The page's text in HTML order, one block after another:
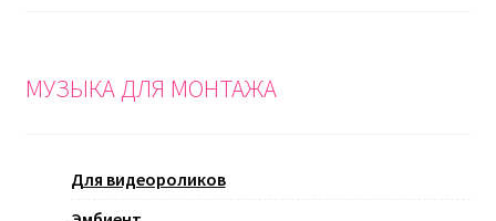
МУЗЫКА ДЛЯ МОНТАЖА
Для видеороликов